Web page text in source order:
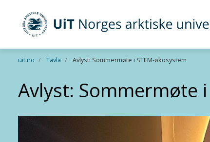
Gå til hovedinnhold
UiT Norges arktiske universitet
uit.no Tavla Avlyst: Sommermøte i STEM-økosystem
Avlyst: Sommermøte